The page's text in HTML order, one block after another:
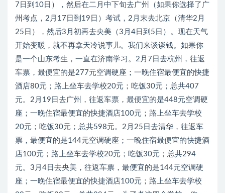
7日到10日），然后在二月中下旬去广州（如果你选择了广
州考点，2月17日到19日）考试，2月末去北京（清华2月
25日），然后3月初再去央美（3月4日到5日）。现在天气
开始变暖，就不再拿天冷说事儿。我们来谈谈钱。如果你
是一个山东考生，一直在济南学习。2月7日去杭州，往返
车票，最便宜的是277元空调硬座；一晚住宿最便宜的快捷
酒店80元；路上坐车去学校20元；吃饭30元；总共407
元。2月19日去广州，往返车票，最便宜的是448元空调硬
座；一晚住宿最便宜的快捷酒店100元；路上坐车去学校
20元；吃饭30元；总共598元。2月25日去清华，往返车
票，最便宜的是144元空调硬座；一晚住宿最便宜的快捷酒
店100元；路上坐车去学校20元；吃饭30元；总共294
元。3月4日去央美，往返车票，最便宜的是144元空调硬
座；一晚住宿最便宜的快捷酒店100元；路上坐车去学校